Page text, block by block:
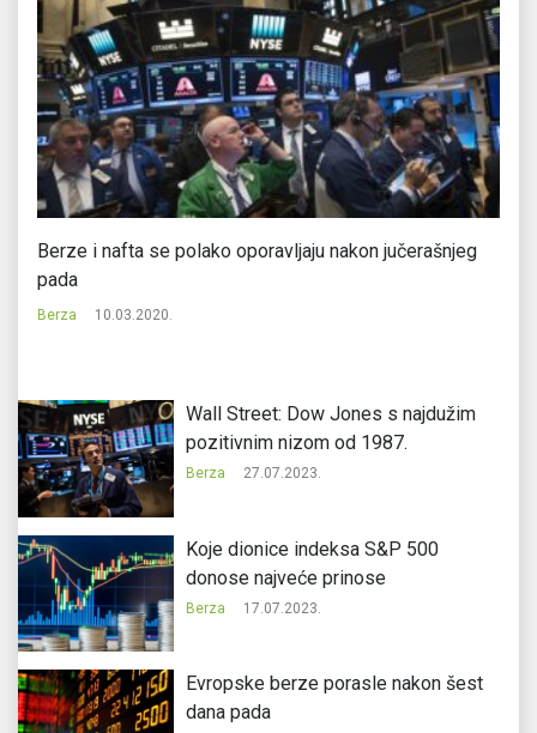
Berze i nafta se polako oporavljaju nakon jučerašnjeg
pada
Berza 10.03.2020.
Wall Street: Dow Jones s najdužim
pozitivnim nizom od 1987.
Berza 27.07.2023.
Koje dionice indeksa S&P 500
donose najveće prinose
Berza 17.07.2023.
Evropske berze porasle nakon šest
dana pada